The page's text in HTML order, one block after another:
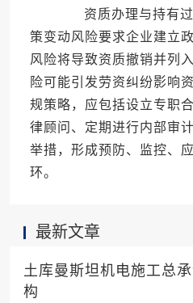
资质办理与持有过
策变动风险要求企业建立
风险将导致资质撤销并列
险可能引发劳资纠纷影响
规策略，应包括设立专职
律顾问、定期进行内部审
举措，形成预防、监控、
环。
最新文章
土库曼斯坦机电施工总
构